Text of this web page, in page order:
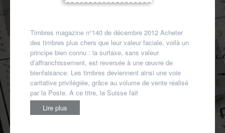
Timbres magazine n°140 de décembre 2012 Acheter
des timbres plus chers que leur valeur faciale, voilà un
principe bien connu : la surtaxe, sans valeur
d’affranchissement, est reversée à une œuvre de
bienfaisance. Les timbres deviennent ainsi une voie
caritative privilégiée, grâce au volume de vente réalisé
par la Poste. A ce titre, la Suisse fait
Lire plus